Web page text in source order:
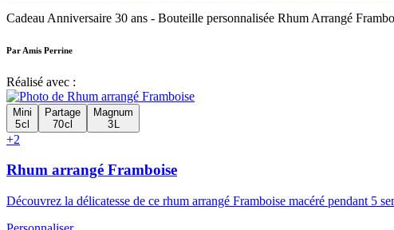
Cadeau Anniversaire 30 ans - Bouteille personnalisée Rhum Arrangé
Par Amis Perrine
Réalisé avec :
Mini
5 cl
Partage
70 cl
Magnum
3 L
+2
Rhum arrangé Framboise
Découvrez la délicatesse de ce rhum arrangé Framboise macéré pendant 5